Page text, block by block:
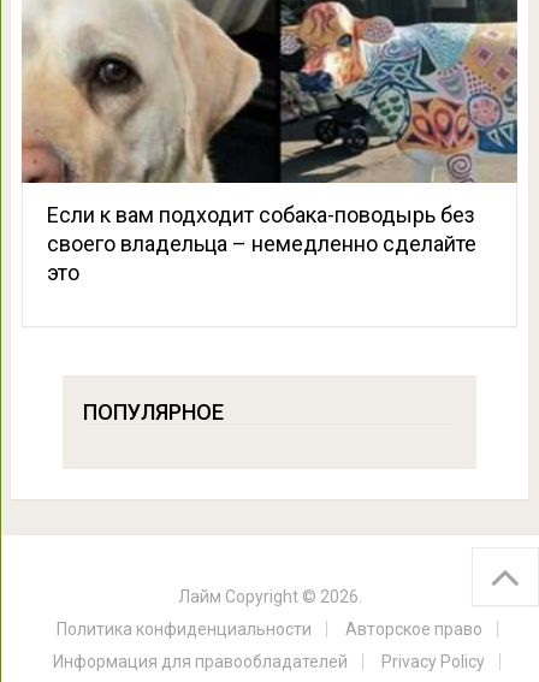
Если к вам подходит собака-поводырь без
своего владельца – немедленно сделайте
это
ПОПУЛЯРНОЕ
Лайм Copyright © 2026.
Политика конфиденциальности
Авторское право
Информация для правообладателей
Privacy Policy